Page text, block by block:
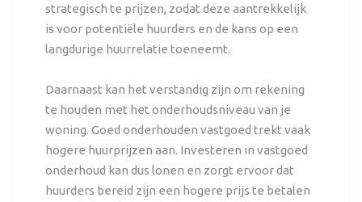
strategisch te prijzen, zodat deze aantrekkelijk
is voor potentiële huurders en de kans op een
langdurige huurrelatie toeneemt.
Daarnaast kan het verstandig zijn om rekening
te houden met het onderhoudsniveau van je
woning. Goed onderhouden vastgoed trekt vaak
hogere huurprijzen aan. Investeren in vastgoed
onderhoud kan dus lonen en zorgt ervoor dat
huurders bereid zijn een hogere prijs te betalen